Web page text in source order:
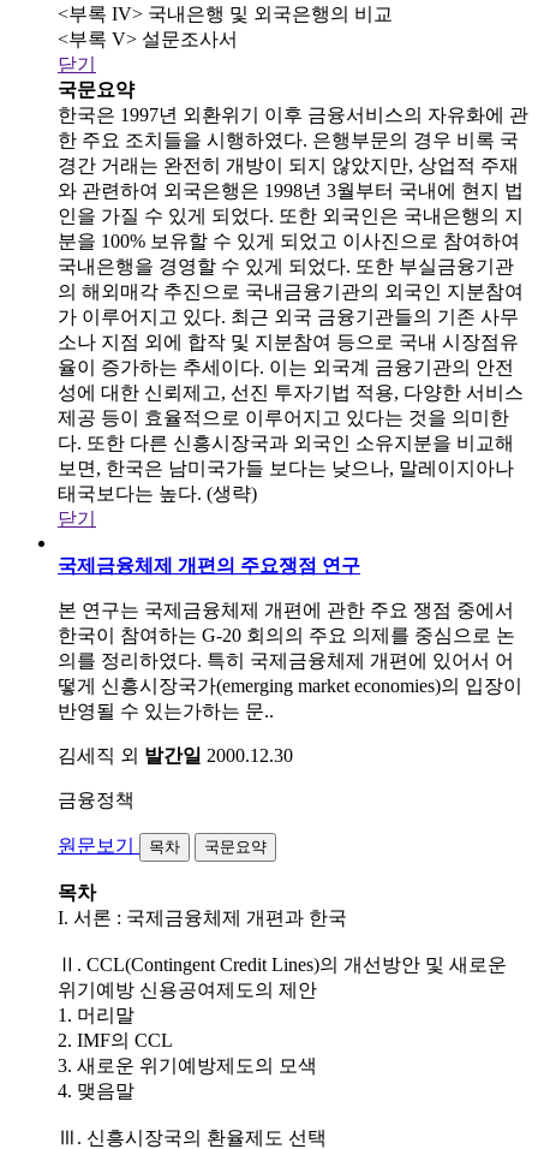
<부록 IV> 국내은행 및 외국은행의 비교
<부록 V> 설문조사서
닫기
국문요약
한국은 1997년 외환위기 이후 금융서비스의 자유화에 관
한 주요 조치들을 시행하였다. 은행부문의 경우 비록 국
경간 거래는 완전히 개방이 되지 않았지만, 상업적 주재
와 관련하여 외국은행은 1998년 3월부터 국내에 현지 법
인을 가질 수 있게 되었다. 또한 외국인은 국내은행의 지
분을 100% 보유할 수 있게 되었고 이사진으로 참여하여
국내은행을 경영할 수 있게 되었다. 또한 부실금융기관
의 해외매각 추진으로 국내금융기관의 외국인 지분참여
가 이루어지고 있다. 최근 외국 금융기관들의 기존 사무
소나 지점 외에 합작 및 지분참여 등으로 국내 시장점유
율이 증가하는 추세이다. 이는 외국계 금융기관의 안전
성에 대한 신뢰제고, 선진 투자기법 적용, 다양한 서비스
제공 등이 효율적으로 이루어지고 있다는 것을 의미한
다. 또한 다른 신흥시장국과 외국인 소유지분을 비교해
보면, 한국은 남미국가들 보다는 낮으나, 말레이지아나
태국보다는 높다. (생략)
닫기
국제금융체제 개편의 주요쟁점 연구
본 연구는 국제금융체제 개편에 관한 주요 쟁점 중에서
한국이 참여하는 G-20 회의의 주요 의제를 중심으로 논
의를 정리하였다. 특히 국제금융체제 개편에 있어서 어
떻게 신흥시장국가(emerging market economies)의 입장이
반영될 수 있는가하는 문..
김세직 외 발간일 2000.12.30
금융정책
원문보기 목차 국문요약
목차
I. 서론 : 국제금융체제 개편과 한국
Ⅱ. CCL(Contingent Credit Lines)의 개선방안 및 새로운
위기예방 신용공여제도의 제안
1. 머리말
2. IMF의 CCL
3. 새로운 위기예방제도의 모색
4. 맺음말
Ⅲ. 신흥시장국의 환율제도 선택